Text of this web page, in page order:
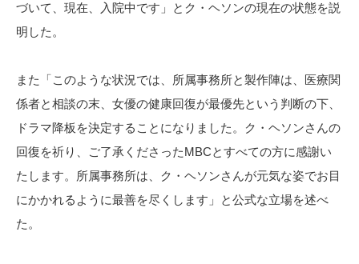
づいて、現在、入院中です」とク・ヘソンの現在の状態を説
明した。
また「このような状況では、所属事務所と製作陣は、医療関
係者と相談の末、女優の健康回復が最優先という判断の下、
ドラマ降板を決定することになりました。ク・ヘソンさんの
回復を祈り、ご了承くださったMBCとすべての方に感謝い
たします。所属事務所は、ク・ヘソンさんが元気な姿でお目
にかかれるように最善を尽くします」と公式な立場を述べ
た。